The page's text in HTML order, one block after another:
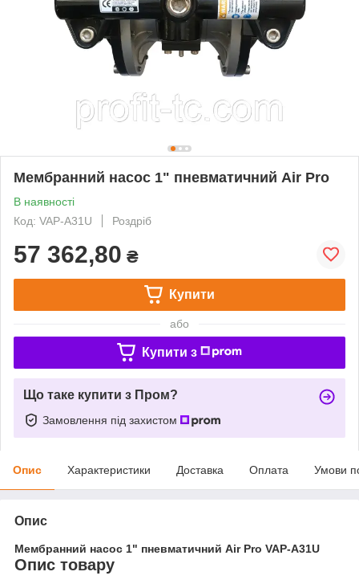
Мембранний насос 1" пневматичний Air Pro
В наявності
Код: VAP-A31U
Роздріб
57 362,80 ₴
Купити
або
Купити з
Що таке купити з Пром?
Замовлення під захистом
Опис Характеристики Доставка Оплата Умови
Опис
Мембранний насос 1" пневматичний Air Pro VAP-A31U
Опис товару